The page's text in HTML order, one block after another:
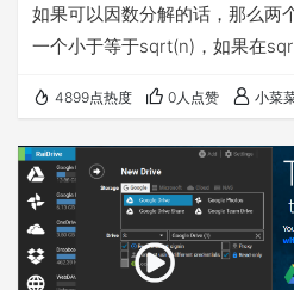
如果可以因数分解的话，那么两
一个小于等于sqrt(n)，如果在
数可以整除n。所以只需要求解
可以整除n。 3.因为除2以外所
需要验证偶数，只需要验证
以。 4.继续总结，比如不能被3
4899点热度 0人点赞 小菜